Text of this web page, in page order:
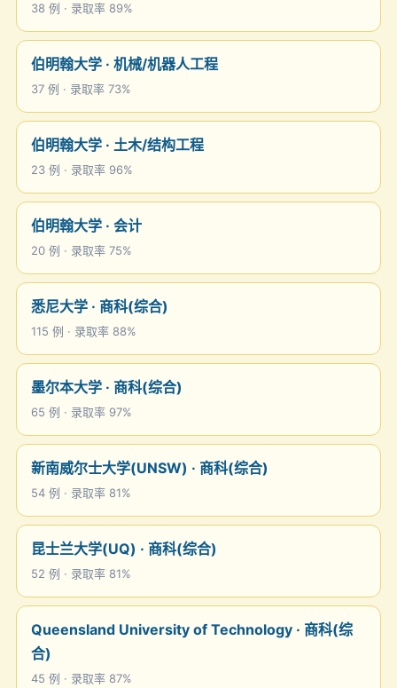
38 例 · 录取率 89%
伯明翰大学 · 机械/机器人工程
37 例 · 录取率 73%
伯明翰大学 · 土木/结构工程
23 例 · 录取率 96%
伯明翰大学 · 会计
20 例 · 录取率 75%
悉尼大学 · 商科(综合)
115 例 · 录取率 88%
墨尔本大学 · 商科(综合)
65 例 · 录取率 97%
新南威尔士大学(UNSW) · 商科(综合)
54 例 · 录取率 81%
昆士兰大学(UQ) · 商科(综合)
52 例 · 录取率 81%
Queensland University of Technology · 商科(综
合)
45 例 · 录取率 87%